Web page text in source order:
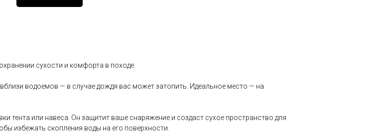
сухости и комфорта в походе.
вблизи водоемов — в случае дождя вас может затопить. Идеальное место — на
тента или навеса. Он защитит ваше снаряжение и создаст сухое пространство для
избежать скопления воды на его поверхности.